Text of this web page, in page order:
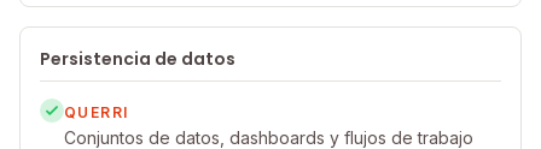
Persistencia de datos
QUERRI
Conjuntos de datos, dashboards y flujos de trabajo